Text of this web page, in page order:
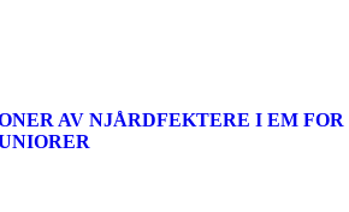
AV NJÅRDFEKTERE I EM FOR